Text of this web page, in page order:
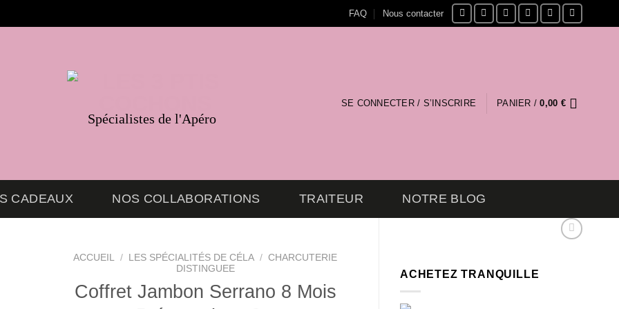
FAQ Nous contacter
Spécialistes de l'Apéro
SE CONNECTER / S’INSCRIRE PANIER /0,00 €
CADEAUX NOS COLLABORATIONS TRAITEUR NOTRE BLOG
ACHETEZ TRANQUILLE
ACCUEIL / LES SPÉCIALITÉS DE CÉLA / CHARCUTERIE
DISTINGUEE
Coffret Jambon Serrano 8 Mois